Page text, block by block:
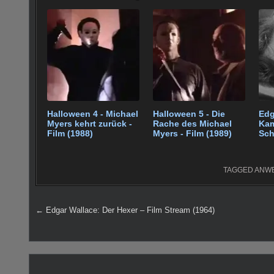
e
b
o
o
k
er e
st
bl
s
A
p
p
g
er
Halloween 4 - Michael
Myers kehrt zurück -
Film (1988)
Halloween 5 - Die
Rache des Michael
Myers - Film (1989)
TAGGED
Beitragsnavigation
← Edgar Wallace: Der Hexer – Film Stream (1964)